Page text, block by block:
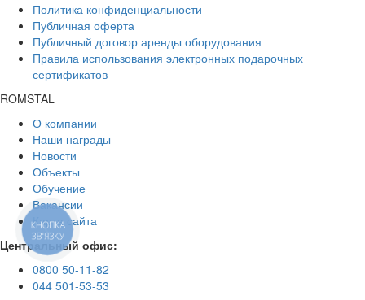
Политика конфиденциальности
Публичная оферта
Публичный договор аренды оборудования
Правила использования электронных подарочных
сертификатов
ROMSTAL
О компании
Наши награды
Новости
Объекты
Обучение
Вакансии
Карта сайта
Центральный офис:
0800 50-11-82
044 501-53-53
КНОПКА
ЗВ'ЯЗКУ